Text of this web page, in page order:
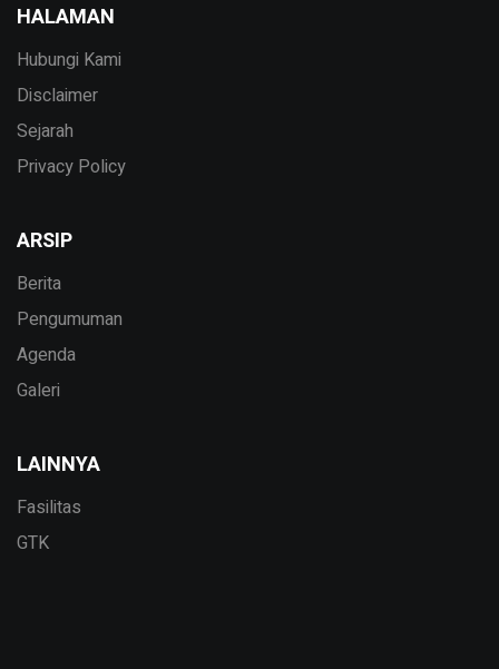
HALAMAN
Hubungi Kami
Disclaimer
Sejarah
Privacy Policy
ARSIP
Berita
Pengumuman
Agenda
Galeri
LAINNYA
Fasilitas
GTK